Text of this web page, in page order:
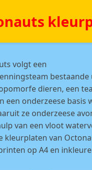
volgt een
bestaande
dieren, een
een onderzeese basis
ze onderzeese
van een vloot
kleurplaten van
op A4 en